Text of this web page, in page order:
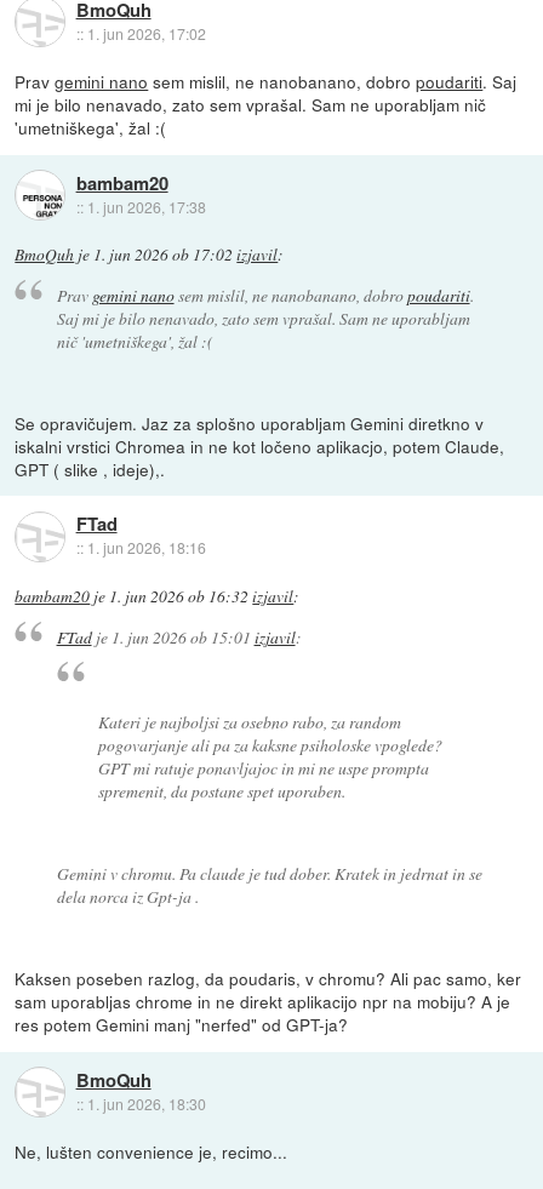
BmoQuh
:: 1. jun 2026, 17:02
Pravgemini nano sem mislil, ne nanobanano, dobropoudariti. Saj
mi je bilo nenavado, zato sem vprašal. Sam ne uporabljam nič
'umetniškega', žal :(
bambam20
:: 1. jun 2026, 17:38
BmoQuh je 1. jun 2026 ob 17:02 izjavil:
Prav gemini nanosem mislil, ne nanobanano, dobropoudariti.
Saj mi je bilo nenavado, zato sem vprašal. Sam ne uporabljam
nič 'umetniškega', žal :(
Se opravičujem. Jaz za splošno uporabljam Gemini diretkno v
iskalni vrstici Chromea in ne kot ločeno aplikacjo, potem Claude,
GPT ( slike , ideje),.
FTad
:: 1. jun 2026, 18:16
bambam20 je 1. jun 2026 ob 16:32 izjavil:
FTadje 1. jun 2026 ob 15:01 izjavil:
Kateri je najboljsi za osebno rabo, za random
pogovarjanje ali pa za kaksne psiholoske vpoglede?
GPT mi ratuje ponavljajoc in mi ne uspe prompta
spremenit, da postane spet uporaben.
Gemini v chromu. Pa claude je tud dober. Kratek in jedrnat in se
dela norca iz Gpt-ja .
Kaksen poseben razlog, da poudaris, v chromu? Ali pac samo, ker
sam uporabljas chrome in ne direkt aplikacijo npr na mobiju? A je
res potem Gemini manj "nerfed" od GPT-ja?
BmoQuh
:: 1. jun 2026, 18:30
Ne, lušten convenience je, recimo...